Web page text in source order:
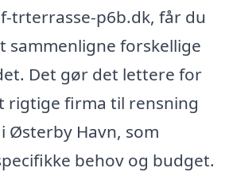
trterrasse-p6b.dk, får du
sammenligne forskellige
Det gør det lettere for
rigtige firma til rensning
Østerby Havn, som
behov og budget.